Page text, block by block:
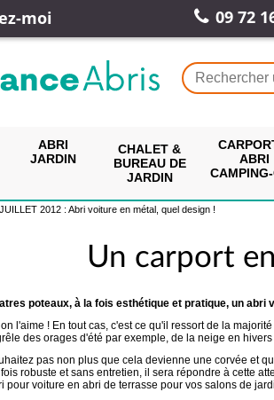
moi 09 72
ABRI
JARDIN
CHALET &
BUREAU DE
JARDIN
ABRI
2012 : Abri voiture en métal, quel design !
Un carport
poteaux, à la fois esthétique et pratique, un
l'aime ! En tout cas, c'est ce qu'il ressort de la
des orages d'été par exemple, de la neige en
pas non plus que cela devienne une corvée et
robuste et sans entretien, il sera répondre à cette
pour voiture en abri de terrasse pour vos salons de